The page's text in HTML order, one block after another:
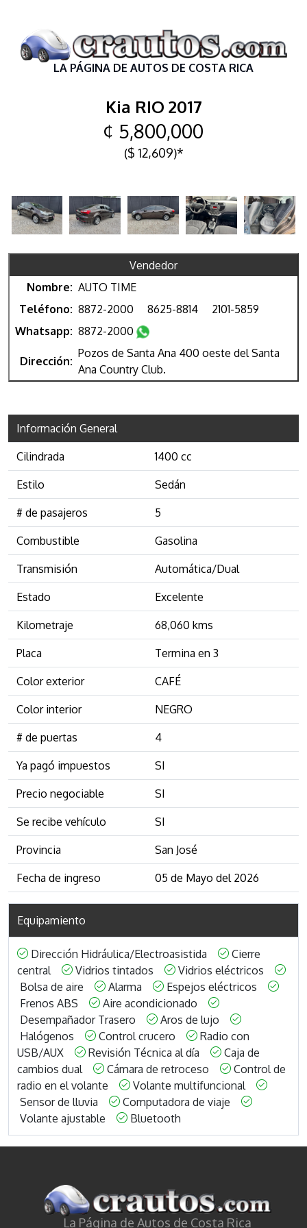
LA PÁGINA DE AUTOS DE COSTA RICA
Kia RIO 2017
¢ 5,800,000
($ 12,609)*
Vendedor
Nombre: AUTO TIME
Teléfono: 8872-2000 8625-8814
2101-5859
Whatsapp: 8872-2000
Dirección:
Pozos de Santa Ana 400 oeste del Santa
Ana Country Club.
Información General
Cilindrada 1400 cc
Estilo Sedán
# de pasajeros 5
Combustible Gasolina
Transmisión Automática/Dual
Estado Excelente
Kilometraje 68,060 kms
Placa Termina en 3
Color exterior CAFÉ
Color interior NEGRO
# de puertas 4
Ya pagó impuestos SI
Precio negociable SI
Se recibe vehículo SI
Provincia San José
Fecha de ingreso 05 de Mayo del 2026
Equipamiento
Dirección Hidráulica/Electroasistida
Cierre
central
Vidrios tintados
Vidrios eléctricos
Bolsa de aire
Alarma
Espejos eléctricos
Frenos ABS
Aire acondicionado
Desempañador Trasero
Aros de lujo
Halógenos
Control crucero
Radio con
USB/AUX
Revisión Técnica al día
Caja de
cambios dual
Cámara de retroceso
Control de
radio en el volante
Volante multifuncional
Sensor de lluvia
Computadora de viaje
Volante ajustable
Bluetooth
La Página de Autos de Costa Rica